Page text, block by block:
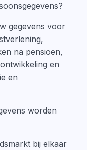
gegevens voor
na pensioen,
en
en
worden
bij elkaar